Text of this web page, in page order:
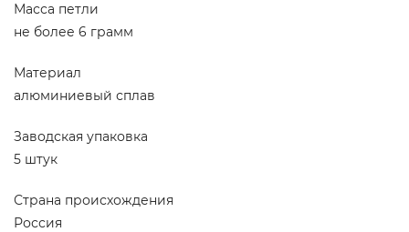
Масса петли
не более 6 грамм
Материал
алюминиевый сплав
Заводская упаковка
5 штук
Страна происхождения
Россия